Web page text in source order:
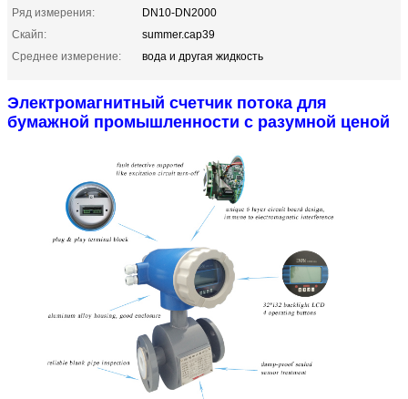
Ряд измерения:
DN10-DN2000
Скайп:
summer.cap39
Среднее измерение:
вода и другая жидкость
Электромагнитный счетчик потока для
бумажной промышленности с разумной ценой